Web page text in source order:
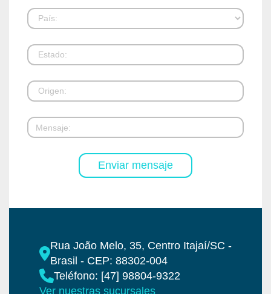
Rua João Melo, 35, Centro Itajaí/SC -
Brasil - CEP: 88302-004
Teléfono: [47] 98804-9322
Ver nuestras sucursales